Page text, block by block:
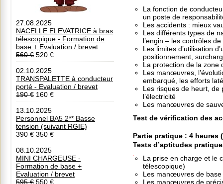
27.08.2025
NACELLE ELEVATRICE à bras
télescopique - Formation de
base + Evaluation / brevet
560 € 520 €
02.10.2025
TRANSPALETTE à conducteur
porté - Evaluation / brevet
190 € 160 €
13.10.2025
Personnel BA5 2** Basse
tension (suivant RGIE)
390 € 350 €
08.10.2025
MINI CHARGEUSE -
Formation de base +
Evaluation / brevet
595 € 550 €
La fonction de
un poste de
Les accidents : mieux
Les différents types de
l’engin – les contrôles
Les limites d’utilisation
positionnement,
La protection de la zone
Les manœuvres,
embarqué, les efforts
Les risques de heurt, de
l’électricité
Les manœuvres de
Test de vérification des
Partie pratique : 4 heures
Tests d’aptitudes
La prise en charge et le
télescopique)
Les manœuvres de base
Les manœuvres de
N